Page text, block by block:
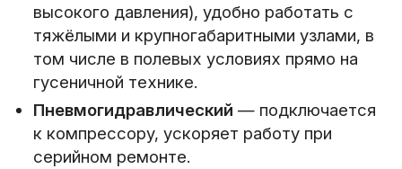
высокого давления), удобно работать с
тяжёлыми и крупногабаритными узлами, в
том числе в полевых условиях прямо на
гусеничной технике.
Пневмогидравлический — подключается
к компрессору, ускоряет работу при
серийном ремонте.